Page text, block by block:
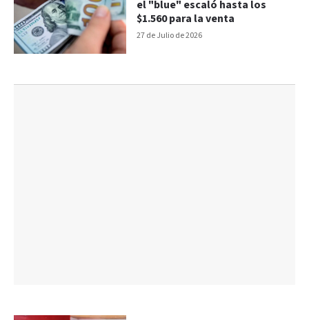
27 de Julio de 2026
el "blue" escaló hasta los
$1.560 para la venta